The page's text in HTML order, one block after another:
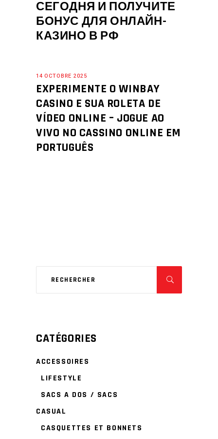
СЕГОДНЯ И ПОЛУЧИТЕ
БОНУС ДЛЯ ОНЛАЙН-
КАЗИНО В РФ
14 OCTOBRE 2025
EXPERIMENTE O WINBAY
CASINO E SUA ROLETA DE
VÍDEO ONLINE – JOGUE AO
VIVO NO CASSINO ONLINE EM
PORTUGUÊS
CATÉGORIES
ACCESSOIRES
LIFESTYLE
SACS A DOS / SACS
CASUAL
CASQUETTES ET BONNETS